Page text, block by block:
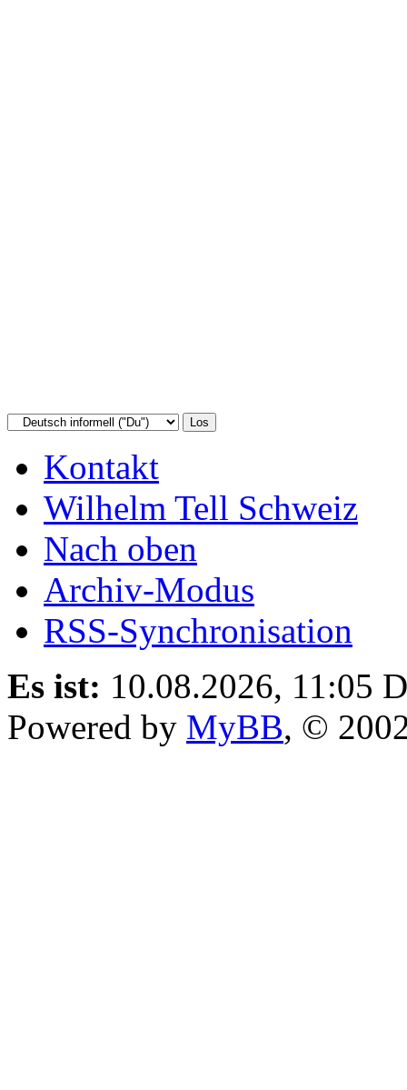
Kontakt
Wilhelm Tell Schweiz
Nach oben
Archiv-Modus
RSS-Synchronisation
Es ist: 10.08.2026, 11:05
Powered by MyBB, ©